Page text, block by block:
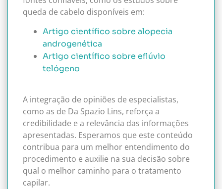
queda de cabelo disponíveis em:
Artigo científico sobre alopecia
androgenética
Artigo científico sobre eflúvio
telógeno
A integração de opiniões de especialistas,
como as de Da Spazio Lins, reforça a
credibilidade e a relevância das informações
apresentadas. Esperamos que este conteúdo
contribua para um melhor entendimento do
procedimento e auxilie na sua decisão sobre
qual o melhor caminho para o tratamento
capilar.